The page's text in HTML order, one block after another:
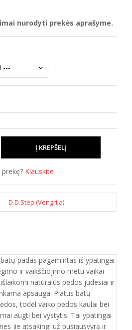
nurodyti prekės aprašyme.
Klauskite
D.D.Step (Vengrija)
batų padas pagamintas iš ypatingai
ir vaikščiojimo metu vaikai
natūralūs pėdos judesiai ir
apsauga. Platus batų
todėl vaiko pėdos kaulai bei
augti bei vystytis. Tai ypatingai
jie atsakingi už pusiausvyrą ir